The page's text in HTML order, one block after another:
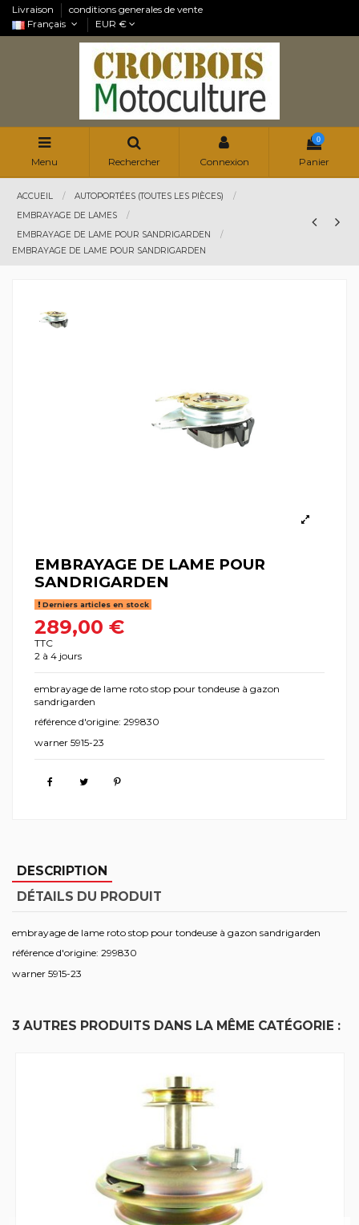
Livraison
conditions generales de vente
Français
EUR €
Menu Rechercher Connexion
0
Panier
ACCUEIL
AUTOPORTÉES (TOUTES LES PIÈCES)
EMBRAYAGE DE LAMES
EMBRAYAGE DE LAME POUR SANDRIGARDEN
EMBRAYAGE DE LAME POUR SANDRIGARDEN
EMBRAYAGE DE LAME POUR
SANDRIGARDEN
Derniers articles en stock
289,00 €
TTC
2 à 4 jours
embrayage de lame roto stop pour tondeuse à gazon
sandrigarden
référence d'origine: 299830
warner 5915-23
DESCRIPTION
DÉTAILS DU PRODUIT
embrayage de lame roto stop pour tondeuse à gazon sandrigarden
référence d'origine: 299830
warner 5915-23
3 AUTRES PRODUITS DANS LA MÊME CATÉGORIE :